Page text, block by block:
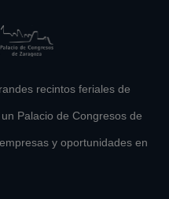
recintos feriales de
Palacio de Congresos de
y oportunidades en